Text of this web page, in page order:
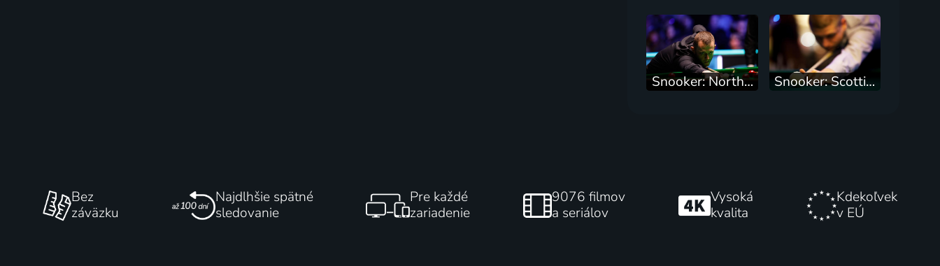
Snooker: Northern Ireland Open Snooker: Scottish Open
Bez
záväzku
Najdlhšie spätné
sledovanie
Pre každé
zariadenie
9076 filmov
a seriálov
Vysoká
kvalita
Kdekoľvek
v EÚ